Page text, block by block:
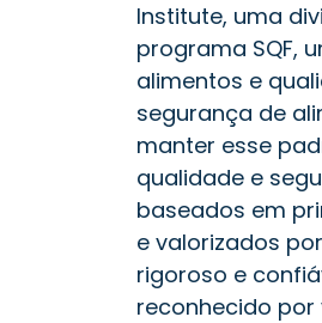
Institute, uma
programa SQF,
alimentos e
segurança de
manter esse
qualidade e
baseados em
e valorizados
rigoroso e
reconhecido